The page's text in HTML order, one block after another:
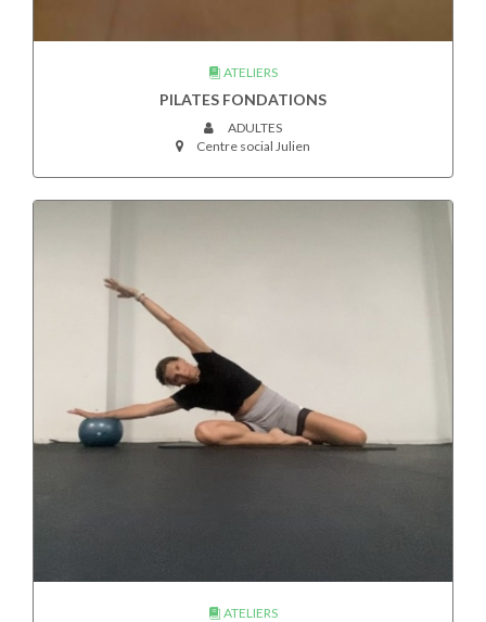
ATELIERS
PILATES FONDATIONS
ADULTES
Centre social Julien
ATELIERS